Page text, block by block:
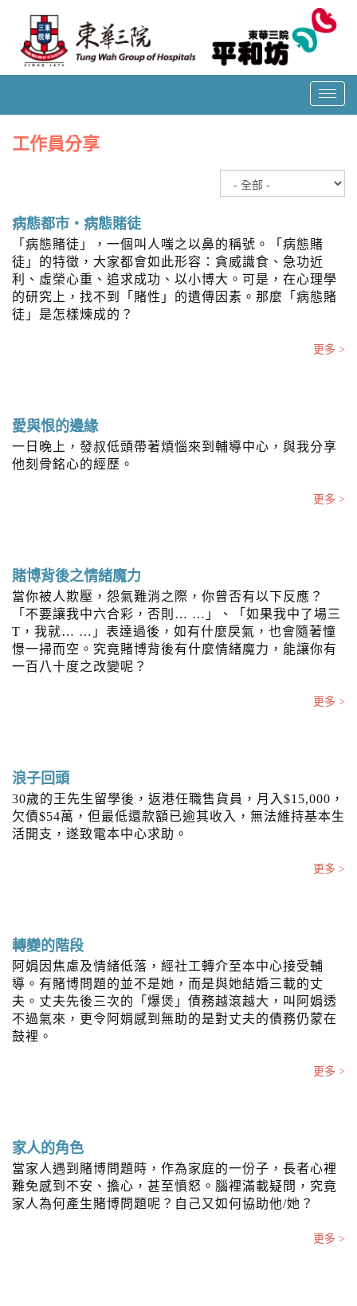
T
o
l
g
a
o
工作員分享
病態都市‧病態賭徒
「病態賭徒」，一個叫人嗤之以鼻的稱號。「病態賭
徒」的特徵，大家都會如此形容：貪威識食、急功近
利、虛榮心重、追求成功、以小博大。可是，在心理學
的研究上，找不到「賭性」的遺傳因素。那麼「病態賭
徒」是怎樣煉成的？
更多 >
愛與恨的邊緣
一日晚上，發叔低頭帶著煩惱來到輔導中心，與我分享
他刻骨銘心的經歷。
更多 >
賭博背後之情緒魔力
當你被人欺壓，怨氣難消之際，你曾否有以下反應？
「不要讓我中六合彩，否則… …」、「如果我中了場三
T，我就… …」表達過後，如有什麼戾氣，也會隨著憧
憬一掃而空。究竟賭博背後有什麼情緒魔力，能讓你有
一百八十度之改變呢？
更多 >
浪子回頭
30歲的王先生留學後，返港任職售貨員，月入$15,000，
欠債$54萬，但最低還款額已逾其收入，無法維持基本生
活開支，遂致電本中心求助。
更多 >
轉變的階段
阿娟因焦慮及情緒低落，經社工轉介至本中心接受輔
導。有賭博問題的並不是她，而是與她結婚三載的丈
夫。丈夫先後三次的「爆煲」債務越滾越大，叫阿娟透
不過氣來，更令阿娟感到無助的是對丈夫的債務仍蒙在
鼓裡。
更多 >
家人的角色
當家人遇到賭博問題時，作為家庭的一份子，長者心裡
難免感到不安、擔心，甚至憤怒。腦裡滿載疑問，究竟
家人為何產生賭博問題呢？自己又如何協助他/她？
更多 >